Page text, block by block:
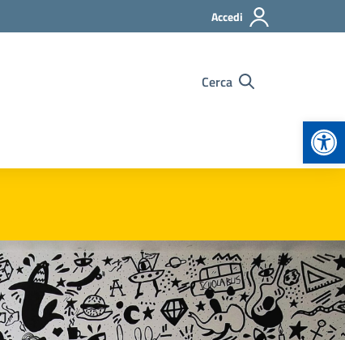
Accedi
Cerca